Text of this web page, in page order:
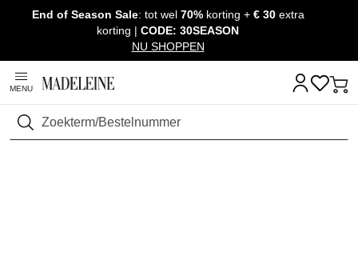
Navigatie overslaan, direct naar content
End of Season Sale: tot wel70% korting +€ 30 extra
korting | CODE: 30SEASON
NU SHOPPEN
MENU
Zoeken